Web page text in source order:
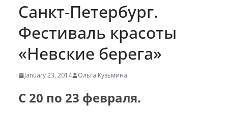
Санкт-Петербург.
Фестиваль красоты
«Невские берега»
January 23, 2014 Ольга Кузьмина
С 20 по 23 февраля.